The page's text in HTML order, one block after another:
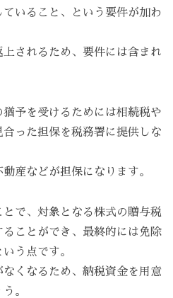
いること、という要件が加わ
されるため、要件には含まれ
予を受けるためには相続税や
った担保を税務署に提供しな
産などが担保になります。
で、対象となる株式の贈与税
ことができ、最終的には免除
う点です。
くなるため、納税資金を用意
。